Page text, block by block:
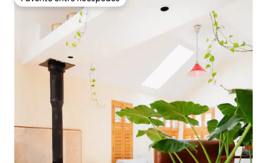
Favorito entre huéspedes